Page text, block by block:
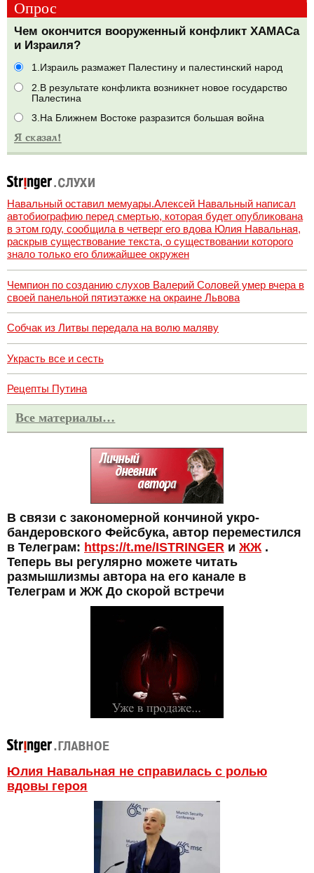
Опрос
Чем окончится вооруженный конфликт ХАМАСа
и Израиля?
1.Израиль размажет Палестину и палестинский народ
2.В результате конфликта возникнет новое государство
Палестина
3.На Ближнем Востоке разразится большая война
Навальный оставил мемуары.Алексей Навальный написал
автобиографию перед смертью, которая будет опубликована
в этом году, сообщила в четверг его вдова Юлия Навальная,
раскрыв существование текста, о существовании которого
знало только его ближайшее окружен
Чемпион по созданию слухов Валерий Соловей умер вчера в
своей панельной пятиэтажке на окраине Львова
Собчак из Литвы передала на волю маляву
Украсть все и сесть
Рецепты Путина
Все материалы…
В связи с закономерной кончиной укро-
бандеровского Фейсбука, автор переместился
в Телеграм: https://t.me/ISTRINGER и ЖЖ .
Теперь вы регулярно можете читать
размышлизмы автора на его канале в
Телеграм и ЖЖ До скорой встречи
Юлия Навальная не справилась с ролью
вдовы героя